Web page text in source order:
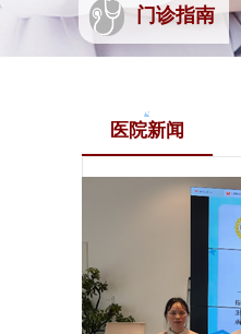
门诊指南
医院新闻